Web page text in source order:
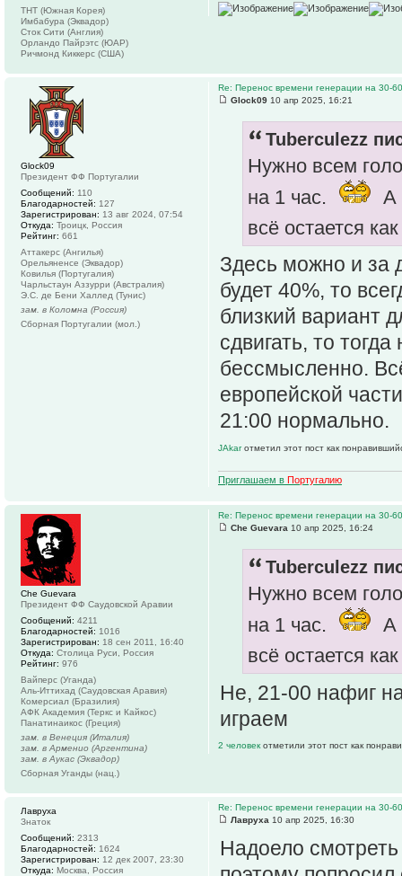
ТНТ (Южная Корея)
Имбабура (Эквадор)
Сток Сити (Англия)
Орландо Пайрэтс (ЮАР)
Ричмонд Киккерс (США)
Re: Перенос времени генерации на 30-
Glock09 10 апр 2025, 16:21
Tuberculezz
Нужно всем
на 1 час.
А
всё остается
Здесь можно и за
будет 40%, то
близкий вариант
сдвигать, то
бессмысленно.
европейской
21:00 нормально.
JAkarотметил этот пост как
Приглашаем в Португалию
Glock09
Президент ФФ Португалии
Сообщений: 110
Благодарностей: 127
Зарегистрирован: 13 авг 2024, 07:54
Откуда: Троицк, Россия
Рейтинг: 661
Аттакерс (Ангилья)
Орельяненсе (Эквадор)
Ковилья (Португалия)
Чарльстаун Аззурри (Австралия)
Э.С. де Бени Халлед (Тунис)
зам. в Коломна (Россия)
Сборная Португалии (мол.)
Re: Перенос времени генерации на 30-
Che Guevara 10 апр 2025, 16:24
Tuberculezz
Нужно всем
на 1 час.
А
всё остается
Не, 21-00 нафиг
играем
2 человек отметили этот пост как
Che Guevara
Президент ФФ Саудовской Аравии
Сообщений: 4211
Благодарностей: 1016
Зарегистрирован: 18 сен 2011, 16:40
Откуда: Столица Руси, Россия
Рейтинг: 976
Вайперс (Уганда)
Аль-Иттихад (Саудовская Аравия)
Комерсиал (Бразилия)
АФК Академия (Теркс и Кайкос)
Панатинаикос (Греция)
зам. в Венеция (Италия)
зам. в Арменио (Аргентина)
зам. в Аукас (Эквадор)
Сборная Уганды (нац.)
Re: Перенос времени генерации на 30-
Лавруха 10 апр 2025, 16:30
Надоело
Лавруха
Знаток
Сообщений: 2313
Благодарностей: 1624
Зарегистрирован: 12 дек 2007, 23:30
Откуда: Москва, Россия